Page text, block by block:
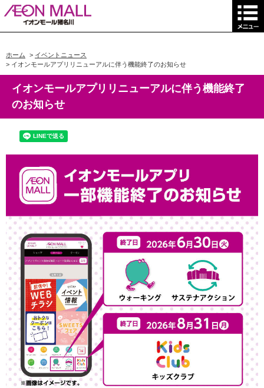
ホーム > イベントニュース
> イオンモールアプリリニューアルに伴う機能終了のお知らせ
イオンモールアプリリニューアルに伴う機能終了
のお知らせ